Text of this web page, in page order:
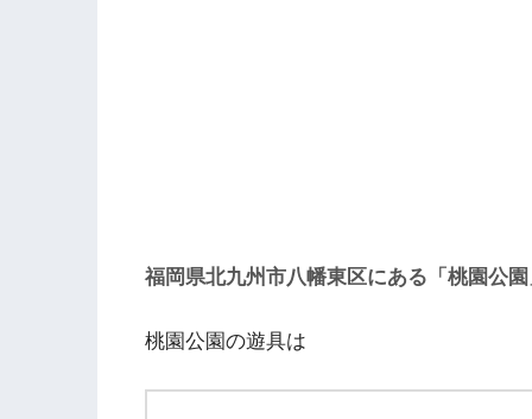
福岡県北九州市八幡東区にある「桃園公
桃園公園の遊具は